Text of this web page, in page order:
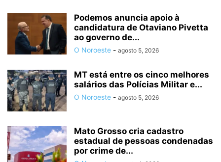
Podemos anuncia apoio à
candidatura de Otaviano Pivetta
ao governo de...
O Noroeste - agosto 5, 2026
MT está entre os cinco melhores
salários das Polícias Militar e...
O Noroeste - agosto 5, 2026
Mato Grosso cria cadastro
estadual de pessoas condenadas
por crime de...